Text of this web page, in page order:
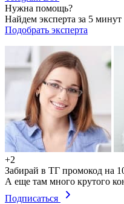
Нужна помощь?
Найдем эксперта за 5 минут
Подобрать эксперта
+2
Забирай в ТГ промокод на
А еще там много крутого
Подписаться